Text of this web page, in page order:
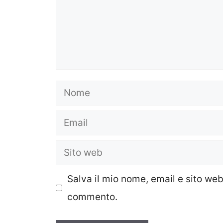
Nome
Email
Sito
Salva il mio nome, email e sito
commento.